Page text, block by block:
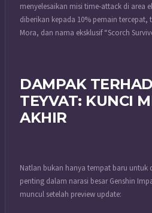
menyelesaikan misi time-attack di area
diberikan kepada 10% pemain tercepat,
Mora, dan nama eksklusif “Scorch
DAMPAK
TEYVAT: KUNCI
AKHIR
Natlan bukan hanya tempat baru
penting dalam narasi besar Genshin
muncul setelah preview update: